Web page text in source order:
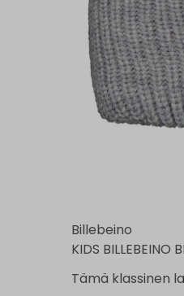
Billebeino
KIDS BILLEBEINO
Tämä klassinen